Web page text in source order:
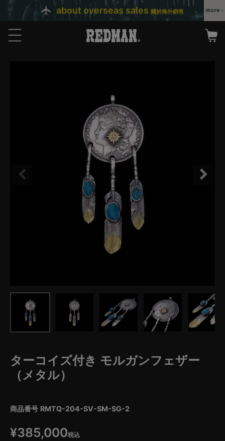
about overseas sales 關於海外銷售
ターコイズ付き モルガンフェザー
（メタル）
商品番号 RMTQ-204-SV-SM-SG-2
¥385,000税込